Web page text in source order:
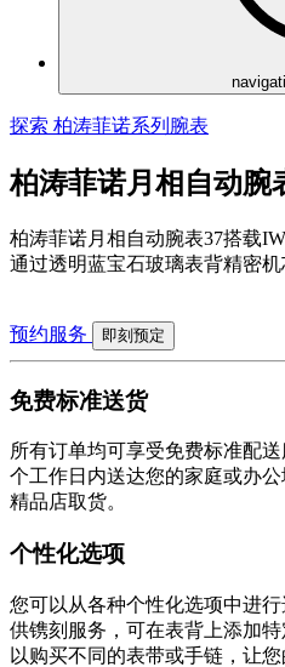
探索 柏涛菲诺系列腕表
柏涛菲诺月相自动腕
柏涛菲诺月相自动腕表37搭载
通过透明蓝宝石玻璃表背精密机
预约服务 即刻预定
免费标准送货
所有订单均可享受免费标准配
个工作日内送达您的家庭或办
精品店取货。
个性化选项
您可以从各种个性化选项中进
供镌刻服务，可在表背上添加
以购买不同的表带或手链，让